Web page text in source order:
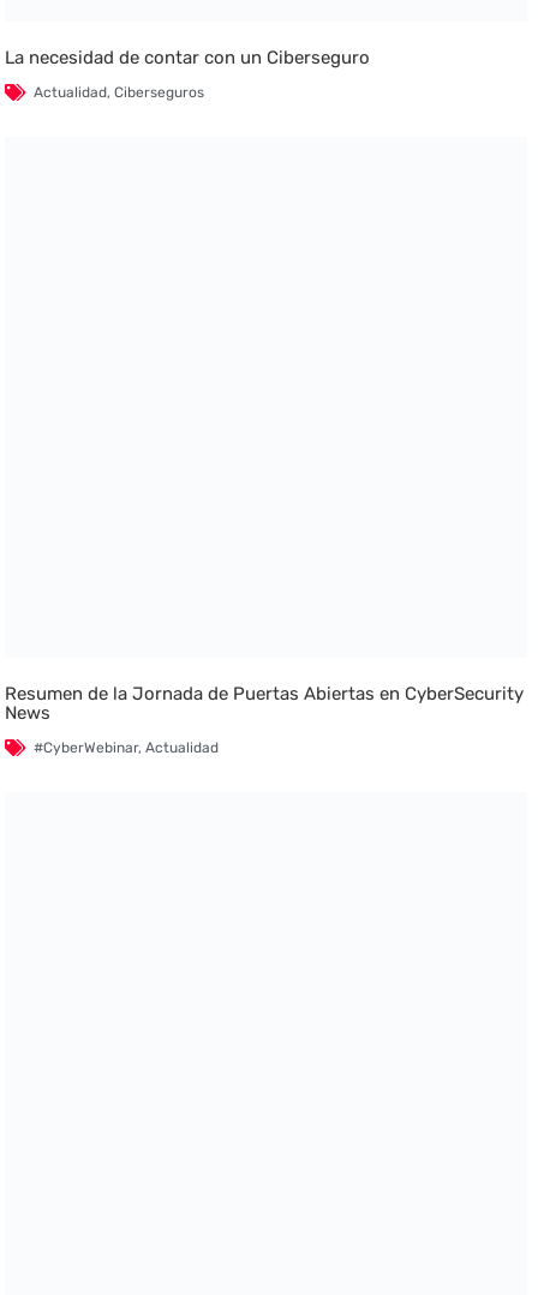
La necesidad de contar con un Ciberseguro
Actualidad,Ciberseguros
Resumen de la Jornada de Puertas Abiertas en CyberSecurity
News
#CyberWebinar,Actualidad